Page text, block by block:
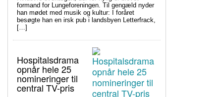
formand for Lungeforeningen. Til gengæld nyder
han mødet med musik og kultur: I foråret
besøgte han en irsk pub i landsbyen Letterfrack,
[…]
Hospitalsdrama
opnår hele 25
nomineringer til
central TV-pris